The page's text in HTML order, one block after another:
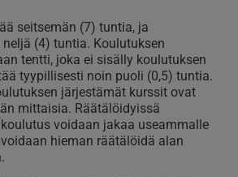
seitsemän (7) tuntia, ja
(4) tuntia. Koulutuksen
tentti, joka ei sisälly koulutuksen
tyypillisesti noin puoli (0,5) tuntia.
järjestämät kurssit ovat
mittaisia. Räätälöidyissä
voidaan jakaa useammalle
hieman räätälöidä alan